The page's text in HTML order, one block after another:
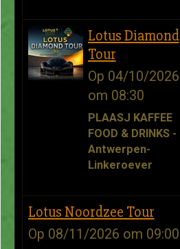
Lotus Diamond
Tour
Op 04/10/2026
om 08:30
PLAASJ KAFFEE
FOOD & DRINKS -
Antwerpen-
Linkeroever
Lotus Noordzee Tour
Op 08/11/2026 om 09:00